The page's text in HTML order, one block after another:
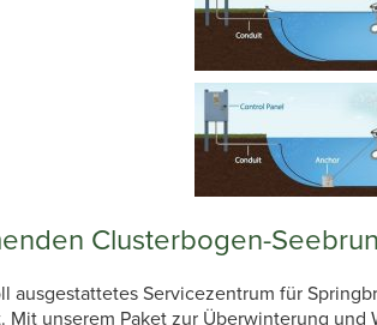
Clusterbogen-
Servicezentrum für
unserem Paket zur Überwinterung